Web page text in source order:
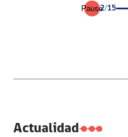
Pause2/15
Actualidad